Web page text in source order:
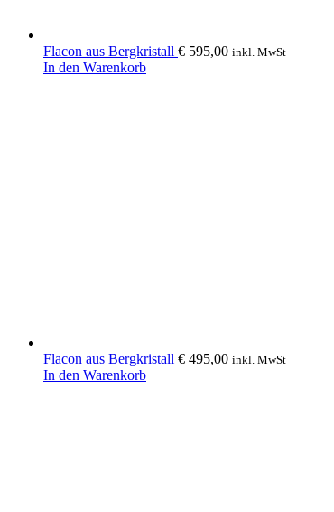
Flacon aus Bergkristall € 595,00 inkl. MwSt
In den Warenkorb
Flacon aus Bergkristall € 495,00 inkl. MwSt
In den Warenkorb